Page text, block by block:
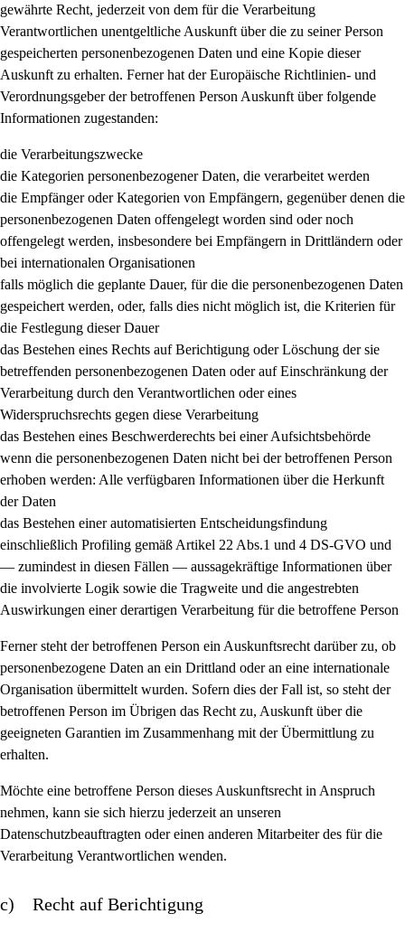
gewährte Recht, jederzeit von dem für die Verarbeitung
Verantwortlichen unentgeltliche Auskunft über die zu seiner Person
gespeicherten personenbezogenen Daten und eine Kopie dieser
Auskunft zu erhalten. Ferner hat der Europäische Richtlinien- und
Verordnungsgeber der betroffenen Person Auskunft über folgende
Informationen zugestanden:
die Verarbeitungszwecke
die Kategorien personenbezogener Daten, die verarbeitet werden
die Empfänger oder Kategorien von Empfängern, gegenüber denen die
personenbezogenen Daten offengelegt worden sind oder noch
offengelegt werden, insbesondere bei Empfängern in Drittländern oder
bei internationalen Organisationen
falls möglich die geplante Dauer, für die die personenbezogenen Daten
gespeichert werden, oder, falls dies nicht möglich ist, die Kriterien für
die Festlegung dieser Dauer
das Bestehen eines Rechts auf Berichtigung oder Löschung der sie
betreffenden personenbezogenen Daten oder auf Einschränkung der
Verarbeitung durch den Verantwortlichen oder eines
Widerspruchsrechts gegen diese Verarbeitung
das Bestehen eines Beschwerderechts bei einer Aufsichtsbehörde
wenn die personenbezogenen Daten nicht bei der betroffenen Person
erhoben werden: Alle verfügbaren Informationen über die Herkunft
der Daten
das Bestehen einer automatisierten Entscheidungsfindung
einschließlich Profiling gemäß Artikel 22 Abs.1 und 4 DS-GVO und
— zumindest in diesen Fällen — aussagekräftige Informationen über
die involvierte Logik sowie die Tragweite und die angestrebten
Auswirkungen einer derartigen Verarbeitung für die betroffene Person
Ferner steht der betroffenen Person ein Auskunftsrecht darüber zu, ob
personenbezogene Daten an ein Drittland oder an eine internationale
Organisation übermittelt wurden. Sofern dies der Fall ist, so steht der
betroffenen Person im Übrigen das Recht zu, Auskunft über die
geeigneten Garantien im Zusammenhang mit der Übermittlung zu
erhalten.
Möchte eine betroffene Person dieses Auskunftsrecht in Anspruch
nehmen, kann sie sich hierzu jederzeit an unseren
Datenschutzbeauftragten oder einen anderen Mitarbeiter des für die
Verarbeitung Verantwortlichen wenden.
c) Recht auf Berichtigung